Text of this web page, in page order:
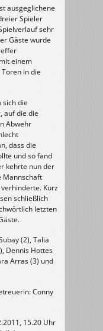
ausgeglichene
Spieler
sehr
Gäste wurde
einem
in die
sich die
auf die die
Abwehr
dass die
und so fand
kehrte nun der
Mannschaft
Kurz
schließlich
letzten
(2), Talia
Dennis Hottes
Arras (3) und
Conny
15.20 Uhr